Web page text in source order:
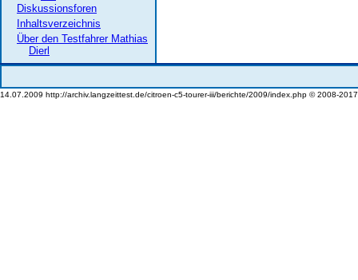
Diskussionsforen
Inhaltsverzeichnis
Über den Testfahrer Mathias
Dierl
14.07.2009 http://archiv.langzeittest.de/citroen-c5-tourer-iii/berichte/2009/index.php © 2008-